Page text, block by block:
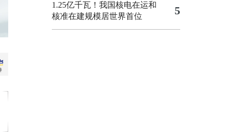
1.25亿千瓦！我国核电在运和
核准在建规模居世界首位
5